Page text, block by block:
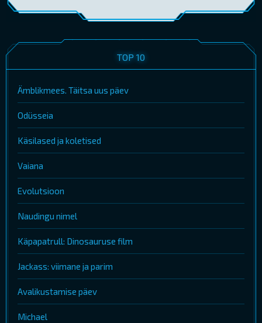
TOP 10
Ämblikmees. Täitsa uus päev
Odüsseia
Käsilased ja koletised
Vaiana
Evolutsioon
Naudingu nimel
Käpapatrull: Dinosauruse film
Jackass: viimane ja parim
Avalikustamise päev
Michael